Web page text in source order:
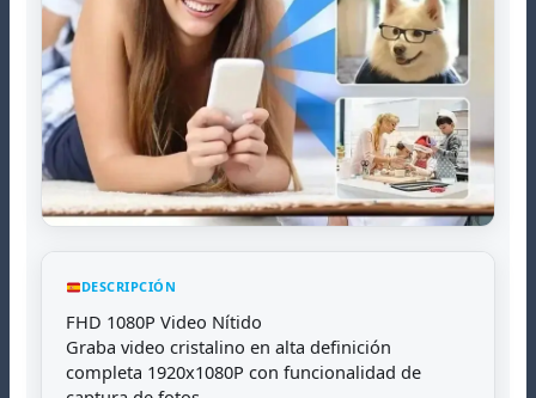
DESCRIPCIÓN
FHD 1080P Video Nítido
Graba video cristalino en alta definición
completa 1920x1080P con funcionalidad de